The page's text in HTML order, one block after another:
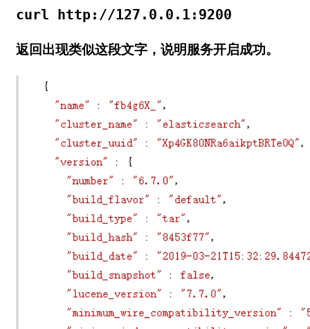
curl http: //127.0 .0 .1 : 9200
返回出现类似这段文字，说明服务开启成功。